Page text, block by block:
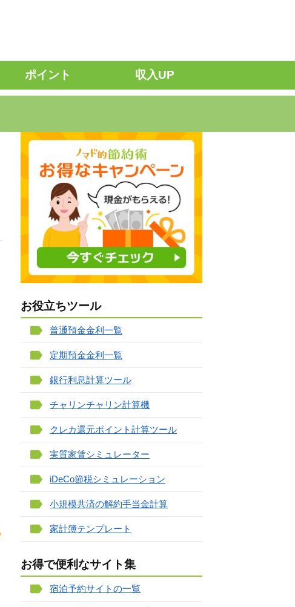
ポイント 収入UP
お役立ちツール
普通預金金利一覧
定期預金金利一覧
銀行利息計算ツール
チャリンチャリン計算機
クレカ還元ポイント計算ツール
実質家賃シミュレーター
iDeCo節税シミュレーション
小規模共済の解約手当金計算
家計簿テンプレート
お得で便利なサイト集
宿泊予約サイトの一覧